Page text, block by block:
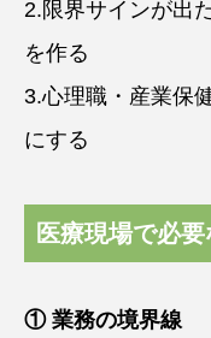
2.限界サインが出
を作る
3.心理職・産業保
にする
医療現場で必
① 業務の境界線